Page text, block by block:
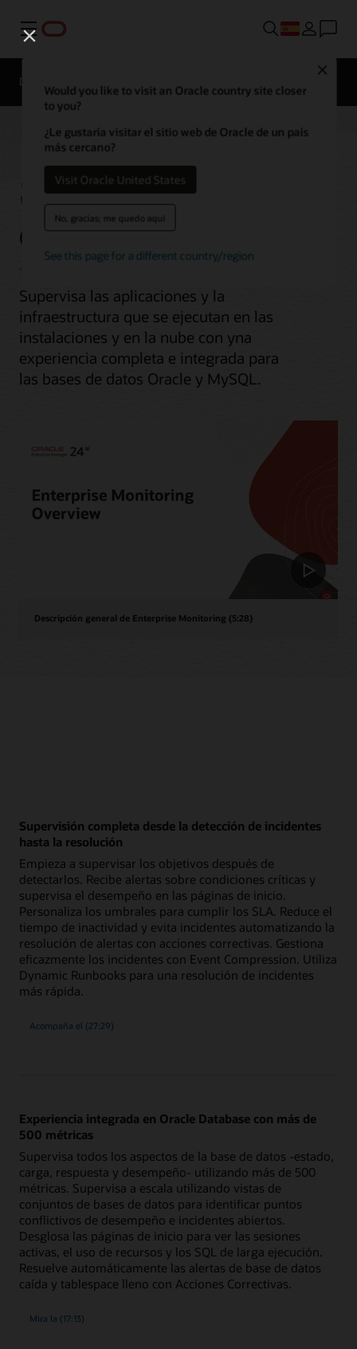
Menú
Would you like to visit an Oracle country site closer
to you?
¿Le gustaría visitar el sitio web de Oracle de un país
más cercano?
Visit Oracle United States
No, gracias; me quedo aquí
See this page for a different country/region
Descripción general
Supervisión
empresarial
Supervisa las aplicaciones y la
infraestructura que se ejecutan en las
instalaciones y en la nube con yna
experiencia completa e integrada para
las bases de datos Oracle y MySQL.
Descripción general de Enterprise Monitoring (5:28)
Supervisión completa desde la detección de incidentes
hasta la resolución
Empieza a supervisar los objetivos después de
detectarlos. Recibe alertas sobre condiciones críticas y
supervisa el desempeño en las páginas de inicio.
Personaliza los umbrales para cumplir los SLA. Reduce el
tiempo de inactividad y evita incidentes automatizando la
resolución de alertas con acciones correctivas. Gestiona
eficazmente los incidentes con Event Compression. Utiliza
Dynamic Runbooks para una resolución de incidentes
más rápida.
Acompaña el
web
incidentes
hasta
la
resolución
(27:29)
Experiencia integrada en Oracle Database con más de
500 métricas
Supervisa todos los aspectos de la base de datos -estado,
carga, respuesta y desempeño- utilizando más de 500
métricas. Supervisa a escala utilizando vistas de
conjuntos de bases de datos para identificar puntos
conflictivos de desempeño e incidentes abiertos.
Desglosa las páginas de inicio para ver las sesiones
activas, el uso de recursos y los SQL de larga ejecución.
Resuelve automáticamente las alertas de base de datos
caída y tablespace lleno con Acciones Correctivas.
Mira la
general
(17:13)